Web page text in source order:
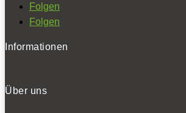
Folgen
Folgen
Informationen
Über uns